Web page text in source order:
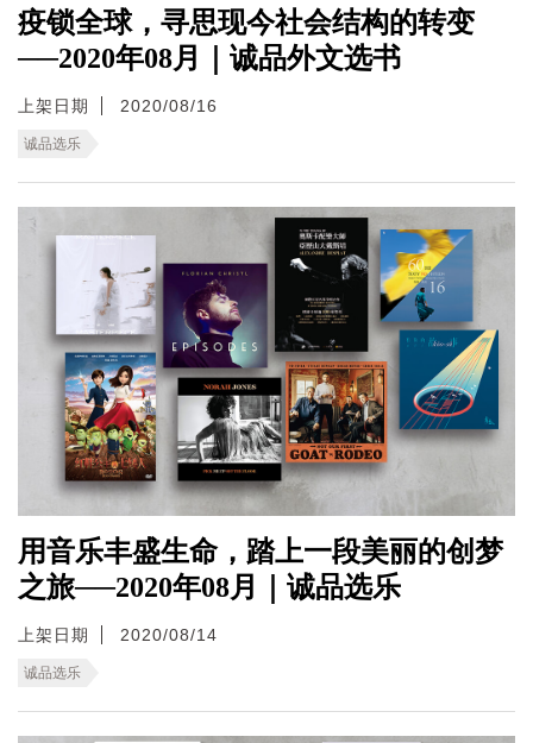
疫锁全球，寻思现今社会结构的转变
──2020年08月｜诚品外文选书
上架日期 2020/08/16
诚品选乐
用音乐丰盛生命，踏上一段美丽的创梦
之旅──2020年08月｜诚品选乐
上架日期 2020/08/14
诚品选乐